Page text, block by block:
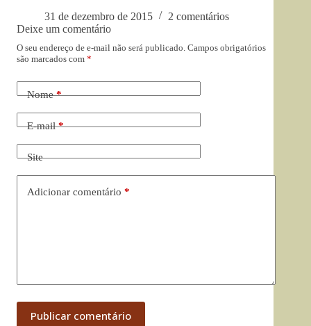
31 de dezembro de 2015
2 comentários
Deixe um comentário
O seu endereço de e-mail não será publicado. Campos obrigatórios
são marcados com *
Nome*
E-mail*
Site
Adicionar comentário *
Publicar comentário